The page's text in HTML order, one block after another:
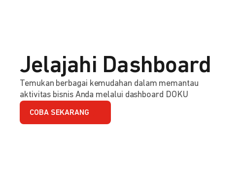
Jelajahi Dashboard
Temukan berbagai kemudahan dalam memantau
aktivitas bisnis Anda melalui dashboard DOKU
COBA SEKARANG